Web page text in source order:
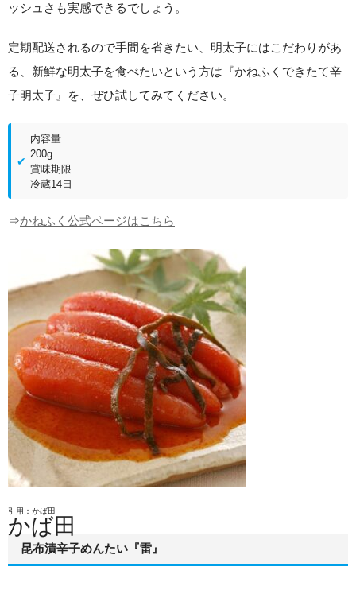
ッシュさも実感できるでしょう。
定期配送されるので手間を省きたい、明太子にはこだわりがあ
る、新鮮な明太子を食べたいという方は『かねふくできたて辛
子明太子』を、ぜひ試してみてください。
内容量
200g
賞味期限
冷蔵14日
⇒かねふく公式ページはこちら
引用：かば田
かば田
昆布漬辛子めんたい『雷』